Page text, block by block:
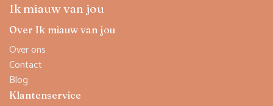
Ik miauw van jou
Over Ik miauw van jou
Over ons
Contact
Blog
Klantenservice